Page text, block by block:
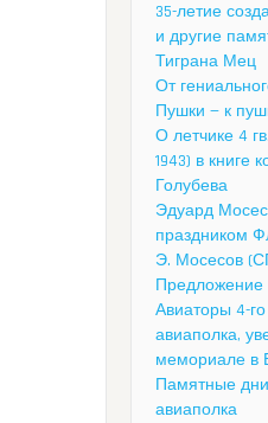
35-летие
и другие
Тиграна Мец
От
Пушки — к
О летчике 4
1943) в книге
Голубева
Эдуард
праздником
Э. Мосесов
Предложение
Авиаторы 4-го
авиаполка,
мемориале в
Памятные
авиаполка